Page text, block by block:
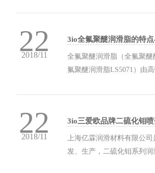
自润滑涂料系列、专用自
料及其系列涂料是涂于滑动
22
2018/11
3io全氟聚醚润滑脂的特点
全氟聚醚润滑脂（全氟聚醚
氟聚醚润滑脂LS5071）由
剂、防锈防腐剂组成，极
优秀的润滑性能，在高温
22
2018/11
3io三爱欧品牌二硫化钼
上海亿霖润滑材料有限公
发、生产，二硫化钼系列润